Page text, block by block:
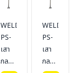
เมตร
สูง
m.
WELDING-
PS-
เสา
กลม
WELDING-
PS-
เสา
กลม